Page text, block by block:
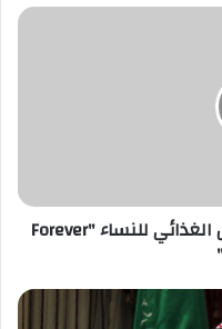
"الغذاء والدواء" تحذر من المكمل الغذائي للنساء "Forever